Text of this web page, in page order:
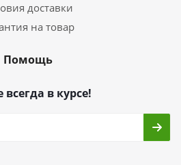
доставки
на товар
Помощь
всегда в курсе!